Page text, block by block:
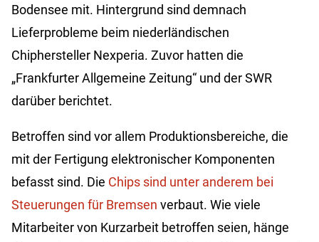
Bodensee mit. Hintergrund sind demnach
Lieferprobleme beim niederländischen
Chiphersteller Nexperia. Zuvor hatten die
„Frankfurter Allgemeine Zeitung“ und der SWR
darüber berichtet.
Betroffen sind vor allem Produktionsbereiche, die
mit der Fertigung elektronischer Komponenten
befasst sind. Die Chips sind unter anderem bei
Steuerungen für Bremsen verbaut. Wie viele
Mitarbeiter von Kurzarbeit betroffen seien, hänge